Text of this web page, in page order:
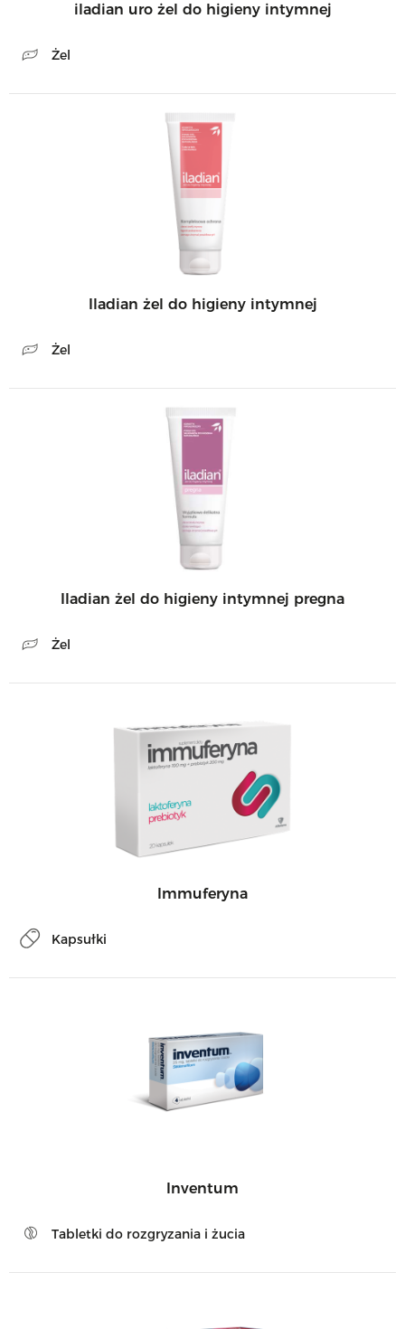
iladian uro żel do higieny intymnej
Żel
Iladian żel do higieny intymnej
Żel
Iladian żel do higieny intymnej pregna
Żel
Immuferyna
Kapsułki
Inventum
Tabletki do rozgryzania i żucia